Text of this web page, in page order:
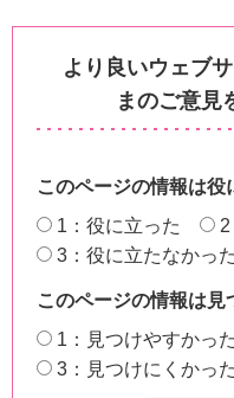
より良いウェブ
まのご意見
このページの情報は役
1：役に立った
2
3：役に立たなかった
このページの情報は見
1：見つけやすかった
3：見つけにくかった